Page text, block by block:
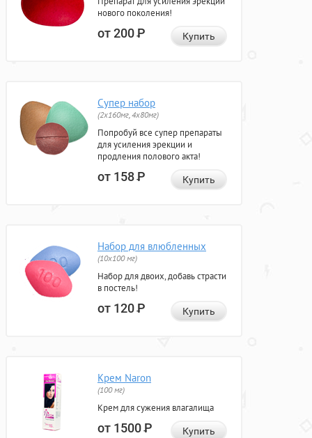
нового поколения!
от 200Р Купить
Супер набор
(2х160мг, 4х80мг)
Попробуй все супер препараты
для усиления эрекции и
продления полового акта!
от 158Р Купить
Набор для влюбленных
(10х100 мг)
Набор для двоих, добавь страсти
в постель!
от 120Р Купить
Крем Naron
(100 мг)
Крем для сужения влагалища
от 1500Р Купить